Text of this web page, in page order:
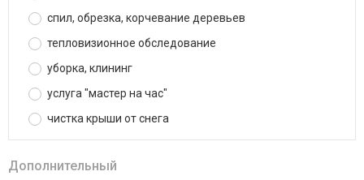
спил, обрезка, корчевание деревьев
тепловизионное обследование
уборка, клининг
услуга "мастер на час"
чистка крыши от снега
Дополнительный